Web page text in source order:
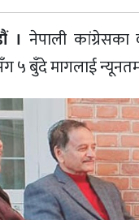
। नेपाली
५ बुँदे मागलाई